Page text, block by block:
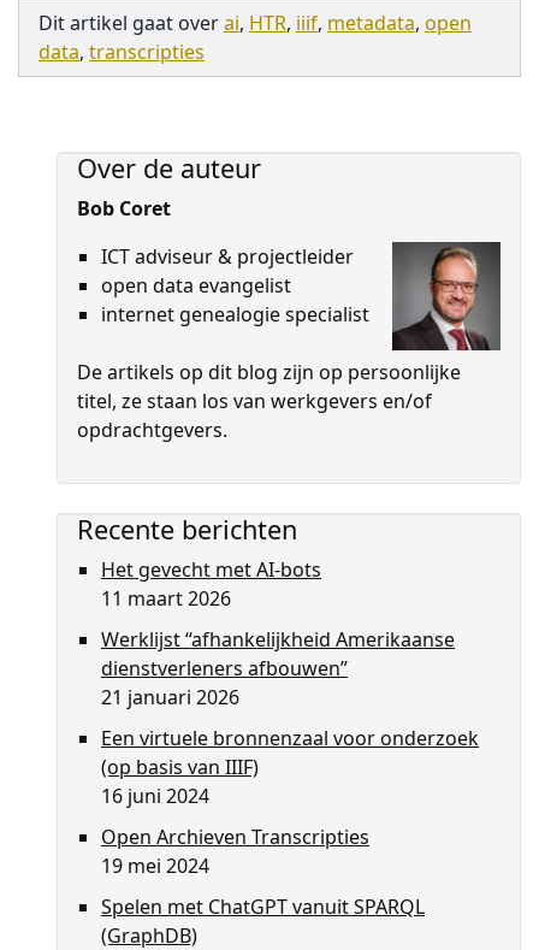
Dit artikel gaat overai, HTR, iiif, metadata, open
data, transcripties
Over de auteur
Bob Coret
ICT adviseur & projectleider
open data evangelist
internet genealogie specialist
De artikels op dit blog zijn op persoon­lijke
titel, ze staan los van werkgevers en/of
opdrachtgevers.
Recente berichten
Het gevecht met AI-bots
11 maart 2026
Werklijst “afhankelijkheid Amerikaanse
dienstverleners afbouwen”
21 januari 2026
Een virtuele bronnenzaal voor onderzoek
(op basis van IIIF)
16 juni 2024
Open Archieven Transcripties
19 mei 2024
Spelen met ChatGPT vanuit SPARQL
(GraphDB)